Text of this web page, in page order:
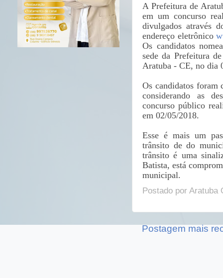
A Prefeitura de
em um concurso
divulgados através
endereço eletrônico
Os candidatos
sede da Prefeitura
Aratuba - CE, no dia
Os candidatos foram
considerando as
concurso público
em 02/05/2018.
Esse é mais um
trânsito de do
trânsito é uma
Batista, está
municipal.
Postado por Aratuba
Postagem mais